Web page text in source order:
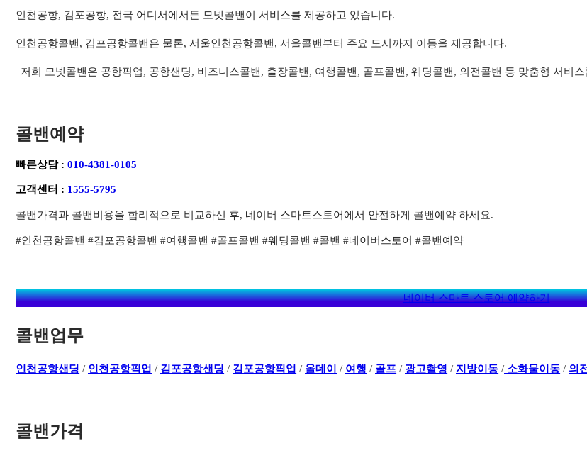
인천공항, 김포공항, 전국 어디서에서든 모넷콜밴이 서비스를 제공하고 있습니다.
인천공항콜밴, 김포공항콜밴은 물론, 서울인천공항콜밴, 서울콜밴부터 주요 도시까지 이동을 제공합니다.
저희 모넷콜밴은 공항픽업, 공항샌딩, 비즈니스콜밴, 출장콜밴, 여행콜밴, 골프콜밴, 웨딩콜밴, 의전콜밴 등 맞춤형 서비
콜밴예약
빠른상담 :010-4381-0105
고객센터 : 1555-5795
콜밴가격과 콜밴비용을 합리적으로 비교하신 후, 네이버 스마트스토어에서 안전하게 콜밴예약 하세요.
#인천공항콜밴 #김포공항콜밴 #여행콜밴 #골프콜밴 #웨딩콜밴 #콜밴 #네이버스토어 #콜밴예약
네이버 스마트 스토어 예약하기
콜밴업무
인천공항샌딩 / 인천공항픽업 / 김포공항샌딩 / 김포공항픽업 / 올데이 / 여행 / 골프 / 광고촬영 /지방이동 /소화물이동 / 의
콜밴가격